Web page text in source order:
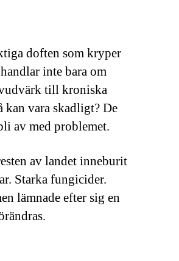
doften som kryper
inte bara om
till kroniska
vara skadligt? De
av med problemet.
av landet inneburit
Starka fungicider.
lämnade efter sig en